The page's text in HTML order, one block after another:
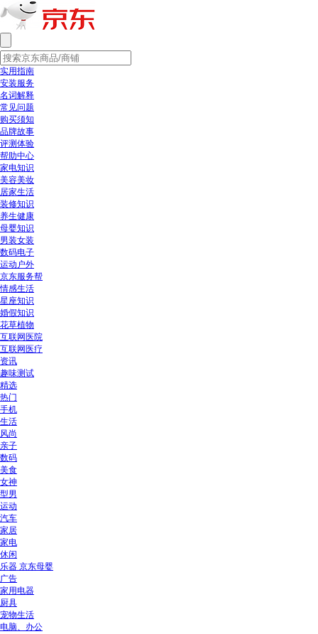
实用指南
安装服务
名词解释
常见问题
购买须知
品牌故事
评测体验
帮助中心
家电知识
美容美妆
居家生活
装修知识
养生健康
母婴知识
男装女装
数码电子
运动户外
京东服务帮
情感生活
星座知识
婚假知识
花草植物
互联网医院
互联网医疗
资讯
趣味测试
精选
热门
手机
生活
风尚
亲子
数码
美食
女神
型男
运动
汽车
家居
家电
休闲
乐器 京东母婴
广告
家用电器
厨具
宠物生活
电脑、办公